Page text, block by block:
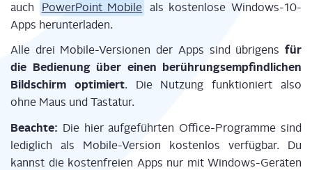
auch
Power­Point Mobi­le als kos­ten­lo­se Win­dows-10-
Apps herunterladen.
Alle drei Mobi­le-Ver­sio­nen der Apps sind übri­gens für
die Bedie­nung über einen berüh­rungs­emp­find­li­chen
Bild­schirm opti­miert. Die Nut­zung funk­tio­niert also
ohne Maus und Tastatur.
Beach­te: Die hier auf­ge­führ­ten Office-Pro­gram­me sind
ledig­lich als Mobi­le-Ver­si­on kos­ten­los ver­füg­bar. Du
kannst die kos­ten­frei­en Apps nur mit Win­dows-Gerä­ten